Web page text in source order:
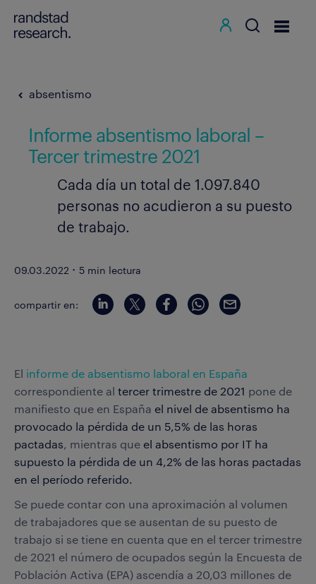
absentismo
Informe absentismo laboral –
Tercer trimestre 2021
Cada día un total de 1.097.840
personas no acudieron a su puesto
de trabajo.
09.03.2022 · 5 min lectura
compartir en:
El informe de absentismo laboral en España
correspondiente al tercer trimestre de 2021 pone de
manifiesto que en España el nivel de absentismo ha
provocado la pérdida de un 5,5% de las horas
pactadas, mientras que el absentismo por IT ha
supuesto la pérdida de un 4,2% de las horas pactadas
en el período referido.
Se puede contar con una aproximación al volumen
de trabajadores que se ausentan de su puesto de
trabajo si se tiene en cuenta que en el tercer trimestre
de 2021 el número de ocupados según la Encuesta de
Población Activa (EPA) ascendía a 20,03 millones de